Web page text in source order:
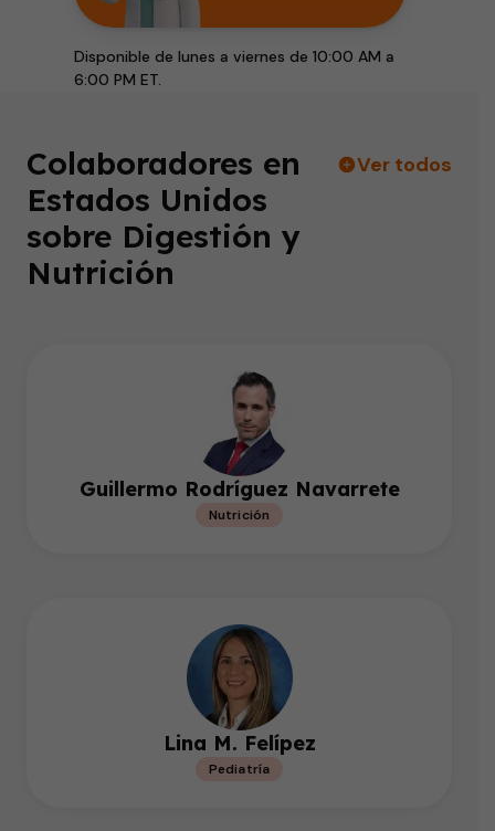
Disponible de lunes a viernes de 10:00 AM a
6:00 PM ET.
Colaboradores en
Estados Unidos
sobre Digestión y
Nutrición
Ver todos
Guillermo Rodríguez Navarrete
Nutrición
Lina M. Felípez
Pediatría